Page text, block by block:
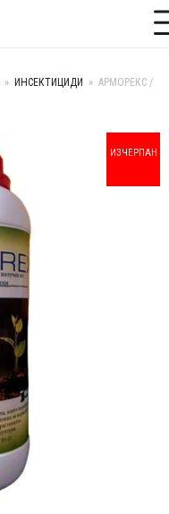
Toggle
» ИНСЕКТИЦИДИ » АРМОРЕКС /
ИЗЧЕРПАН